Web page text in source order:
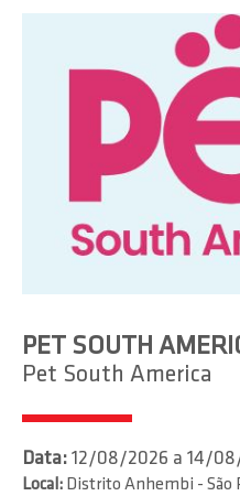
PET SOUTH
Pet South America
Data: 12/08/2026 a 14/
Local: Distrito Anhembi - São